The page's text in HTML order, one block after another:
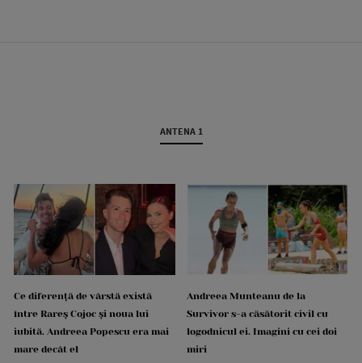
ANTENA 1
Ce diferență de vârstă există
între Rareș Cojoc și noua lui
iubită. Andreea Popescu era mai
mare decât el
Andreea Munteanu de la
Survivor s-a căsătorit civil cu
logodnicul ei. Imagini cu cei doi
miri